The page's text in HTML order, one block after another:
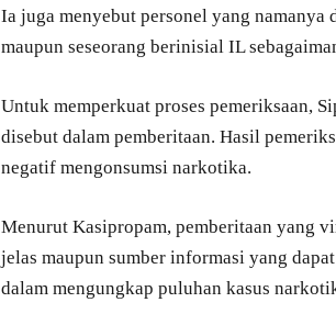
Ia juga menyebut personel yang namanya
maupun seseorang berinisial IL
Untuk memperkuat proses pemeriksaan,
disebut dalam pemberitaan. Hasil
negatif mengonsumsi narkotika.
Menurut Kasipropam, pemberitaan yang
jelas maupun sumber informasi yang
dalam mengungkap puluhan kasus